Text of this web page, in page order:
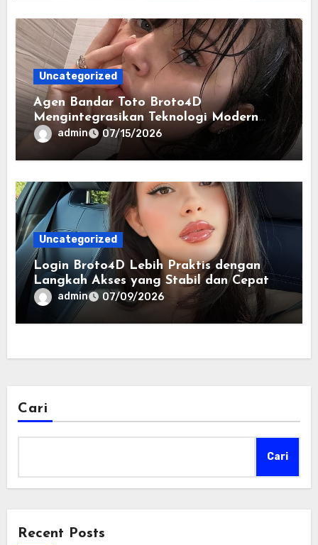
Uncategorized
Agen Bandar Toto Broto4D
Mengintegrasikan Teknologi Modern
dalam Penyajian Informasi Digital
admin 07/15/2026
Uncategorized
Login Broto4D Lebih Praktis dengan
Langkah Akses yang Stabil dan Cepat
admin 07/09/2026
Cari
Cari
Recent Posts